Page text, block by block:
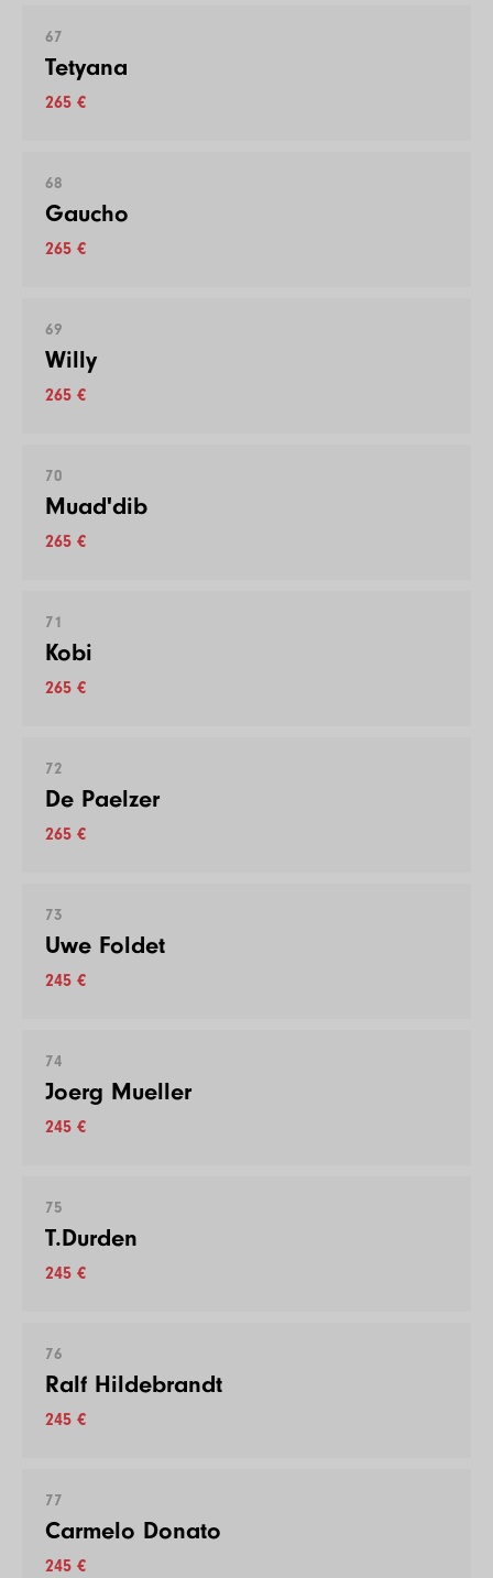
67
Tetyana
265 €
68
Gaucho
265 €
69
Willy
265 €
70
Muad'dib
265 €
71
Kobi
265 €
72
De Paelzer
265 €
73
Uwe Foldet
245 €
74
Joerg Mueller
245 €
75
T.Durden
245 €
76
Ralf Hildebrandt
245 €
77
Carmelo Donato
245 €